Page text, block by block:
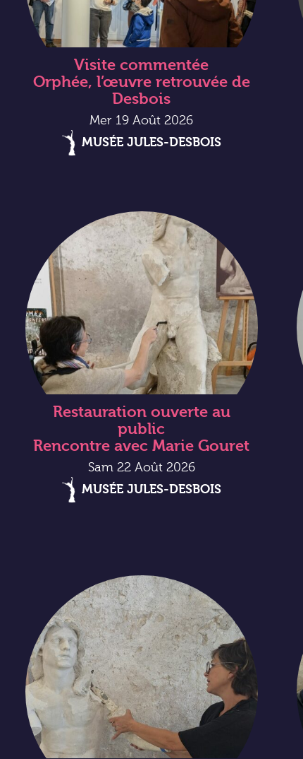
Visite commentée
Orphée, l’œuvre retrouvée de
Desbois
Mer 19 Août 2026
MUSÉE JULES-DESBOIS
Restauration ouverte au
public
Rencontre avec Marie Gouret
Sam 22 Août 2026
MUSÉE JULES-DESBOIS